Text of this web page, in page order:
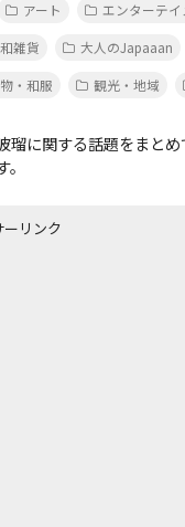
アート エンターテイ
和雑貨 大人のJapaaan
・和服 観光・地域
に関する話題をまと
リンク